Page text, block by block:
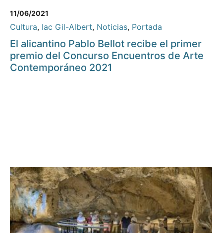
11/06/2021
Cultura, Iac Gil-Albert, Noticias, Portada
El alicantino Pablo Bellot recibe el primer
premio del Concurso Encuentros de Arte
Contemporáneo 2021